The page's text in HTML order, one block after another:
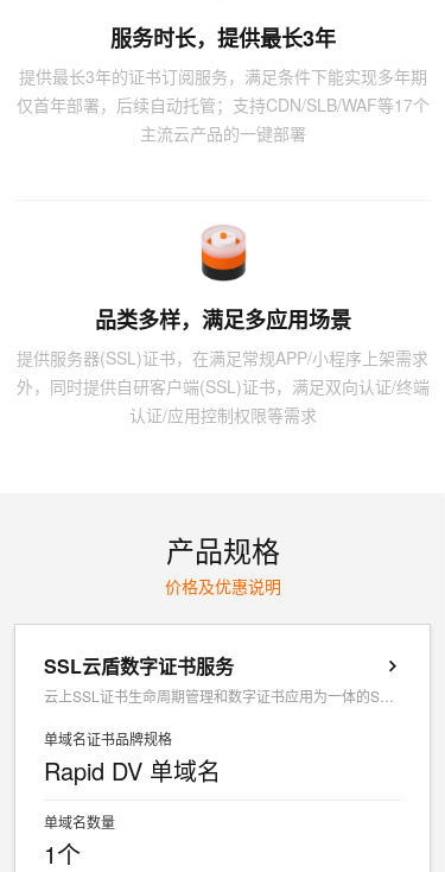
服务时长，提供最长3年
提供最长3年的证书订阅服务，满足条件下能实现多年期
仅首年部署，后续自动托管；支持CDN/SLB/WAF等17个
主流云产品的一键部署
品类多样，满足多应用场景
提供服务器(SSL)证书，在满足常规APP/小程序上架需求
外，同时提供自研客户端(SSL)证书，满足双向认证/终端
认证/应用控制权限等需求
产品规格
价格及优惠说明
SSL云盾数字证书服务
单域名证书品牌规格
Rapid DV 单域名
单域名数量
1个